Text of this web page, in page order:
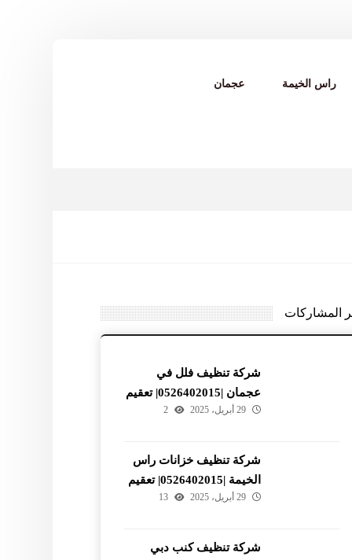
راس الخيمة عجمان
المشاركات
شركة تنظيف فلل في
عجمان |0526402015| تعقيم
29 أبريل، 2025 2
شركة تنظيف خزانات راس
الخيمة |0526402015| تعقيم
وتطهير
29 أبريل، 2025 13
شركة تنظيف كنب دبي